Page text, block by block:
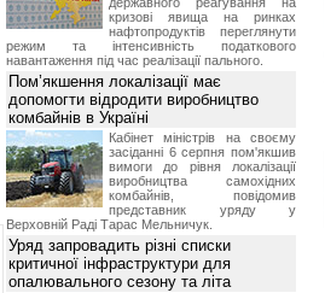
кризові явища на ринках
нафтопродуктів переглянути
режим та інтенсивність податкового
навантаження під час реалізації пального.
Пом’якшення локалізації має
допомогти відродити виробництво
комбайнів в Україні
Кабінет міністрів на своєму
засіданні 6 серпня пом'якшив
вимоги до рівня локалізації
виробництва самохідних
комбайнів, повідомив
представник уряду у
Верховній Раді Тарас Мельничук.
Уряд запровадить різні списки
критичної інфраструктури для
опалювального сезону та літа